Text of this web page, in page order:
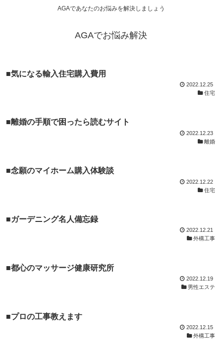
AGAであなたのお悩みを解決しましょう
AGAでお悩み解決
■気になる輸入住宅購入費用
2022.12.25
住宅
■離婚の手順で困ったら読むサイト
2022.12.23
離婚
■念願のマイホーム購入体験談
2022.12.22
住宅
■ガーデニング名人備忘録
2022.12.21
外構工事
■都心のマッサージ健康研究所
2022.12.19
男性エステ
■プロの工事教えます
2022.12.15
外構工事